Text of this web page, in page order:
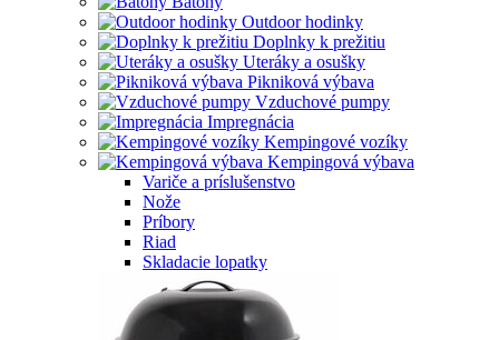
Outdoor hodinky
Doplnky k prežitiu
Uteráky a osušky
Pikniková výbava
Vzduchové pumpy
Impregnácia
Kempingové vozíky
Kempingová výbava
Variče a príslušenstvo
Nože
Príbory
Riad
Skladacie lopatky